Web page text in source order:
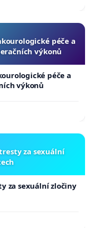
péče a
výkonů
péče a
výkonů
za sexuální
za sexuální zločiny